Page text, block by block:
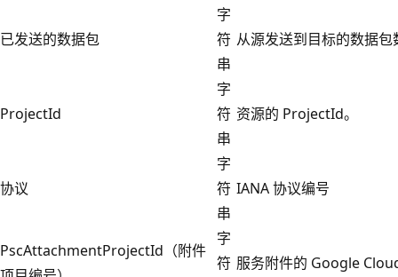
已发送的数据包
字
符
串
从源发送到目标的数据包
ProjectId
字
符
串
资源的 ProjectId。
协议
字
符
串
IANA 协议编号
PscAttachmentProjectId（附件
字
符 服务附件的 Google